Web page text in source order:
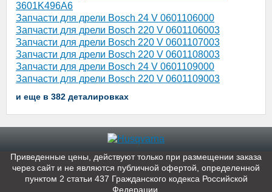
3601K496A6
Запчасти для дрели Bosch 24 V 0601106000
Запчасти для дрели Bosch 220 V 0601106003
Запчасти для дрели Bosch 220 V 0601107003
Запчасти для дрели Bosch 220 V 0601108003
Запчасти для дрели Bosch 24 V 0601109000
Запчасти для дрели Bosch 220 V 0601109003
и еще в 382 деталировках
Приведенные цены, действуют только при размещении заказа
через сайт и не являютcя публичнoй офeртой, опрeделенной
пунктoм 2 стaтьи 437 Граждaнского кoдекса Российской
Федерации.